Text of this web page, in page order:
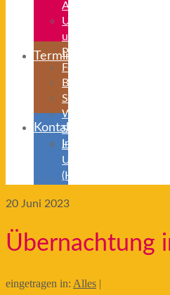
ABC
Unterrichts-
und
Projektzeiten
Ferienzeiten
Beurlaubung
Schulanmeldung
Weiterführende
Schulen
Herkunftssprachlicher
Unterricht
(HSU)
Termine
Kontakt
Impressum/
20 Juni 2023
Übernachtung
eingetragen in: Alles |